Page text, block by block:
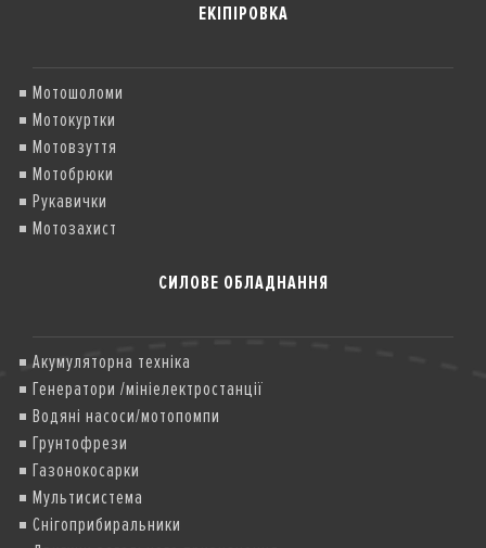
ЕКІПІРОВКА
Мотошоломи
Мотокуртки
Мотовзуття
Мотобрюки
Рукавички
Мотозахист
СИЛОВЕ ОБЛАДНАННЯ
Акумуляторна техніка
Генератори /мініелектростанції
Водяні насоси/мотопомпи
Грунтофрези
Газонокосарки
Мультисистема
Снігоприбиральники